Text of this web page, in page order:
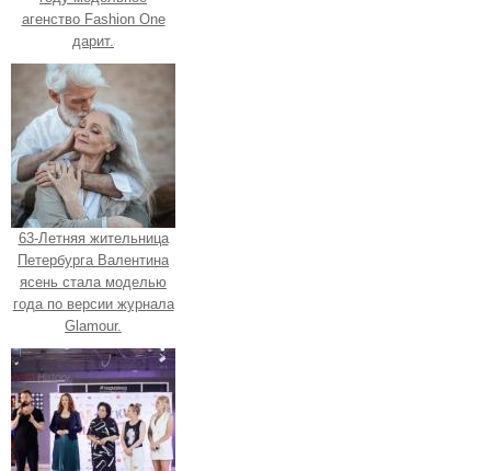
агенство Fashion One
дарит.
63-Летняя жительница
Петербурга Валентина
ясень стала моделью
года по версии журнала
Glamour.